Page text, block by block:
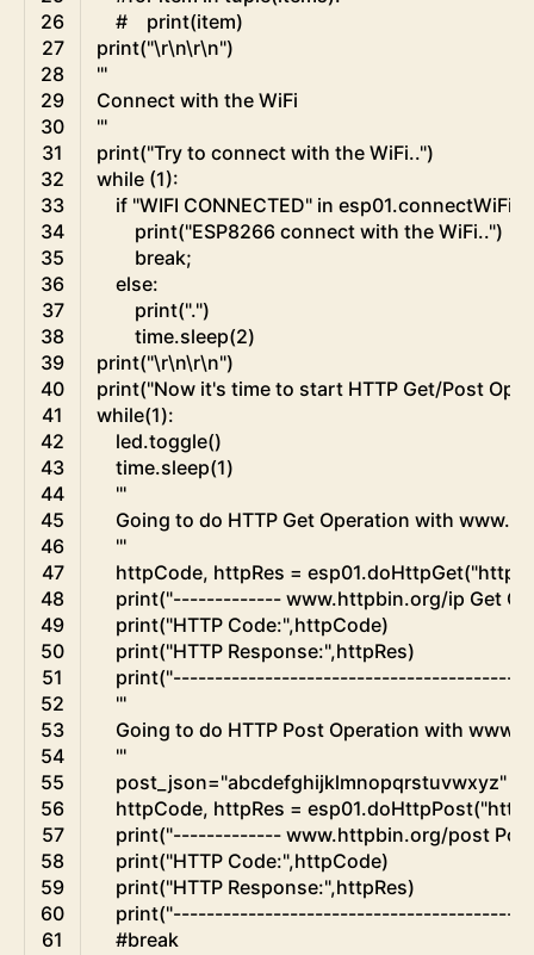
26
27
28
29
30
31
32
33
34
35
36
37
38
39
40
41
42
43
44
45
46
47
48
49
50
51
52
53
54
55
56
57
58
59
60
61
#    print(item)
print("\r\n\r\n")
'''
Connect with the WiFi
'''
print("Try to connect with the WiFi..")
while (1):
if "WIFI CONNECTED" in esp01.connectWiFi
print("ESP8266 connect with the WiFi..")
break;
else:
print(".")
time.sleep(2)
print("\r\n\r\n")
print("Now it's time to start HTTP Get/Post
while(1):
led.toggle()
time.sleep(1)
'''
Going to do HTTP Get Operation with
'''
httpCode, httpRes = esp01.doHttpGet(
print("------------- www.httpbin.org/ip Get
print("HTTP Code:",httpCode)
print("HTTP Response:",httpRes)
print(
'''
Going to do HTTP Post Operation with
'''
post_json="abcdefghijklmnopqrstuvwxyz"
httpCode, httpRes = esp01.doHttpPost(
print("------------- www.httpbin.org/post
print("HTTP Code:",httpCode)
print("HTTP Response:",httpRes)
print(
#break